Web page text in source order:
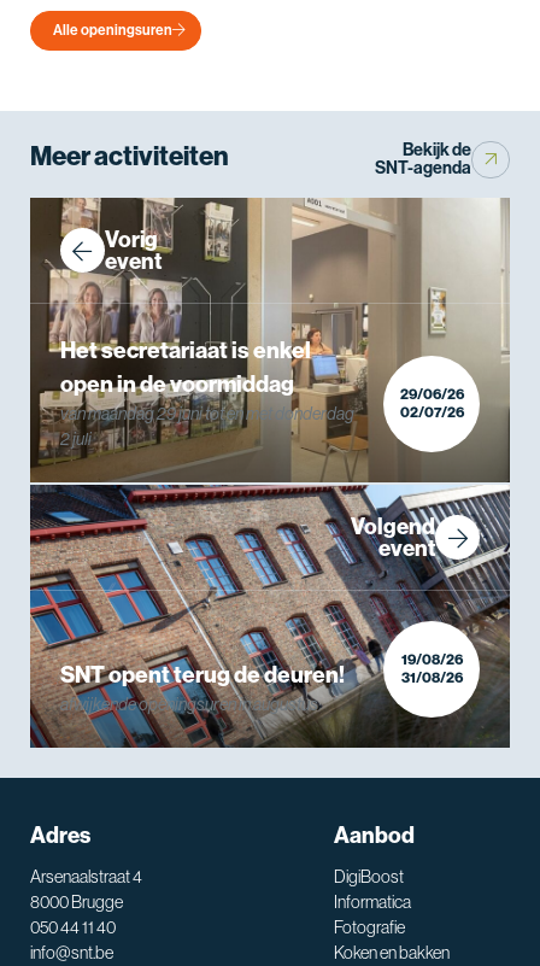
Alle openingsuren
Meer activiteiten
Bekijk de
SNT-agenda
Vorig
event
Het secretariaat is enkel
open in de voormiddag
van maandag 29 juni tot en met donderdag
2 juli
29/06/26
02/07/26
Volgend
event
SNT opent terug de deuren!
afwijkende openingsuren in augustus
19/08/26
31/08/26
Adres
Arsenaalstraat 4
8000 Brugge
050 44 11 40
info@snt.be
Aanbod
DigiBoost
Informatica
Fotografie
Koken en bakken